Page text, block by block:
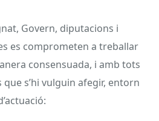
Govern, diputacions i
es comprometen a treballar
consensuada, i amb tots
s’hi vulguin afegir, entorn